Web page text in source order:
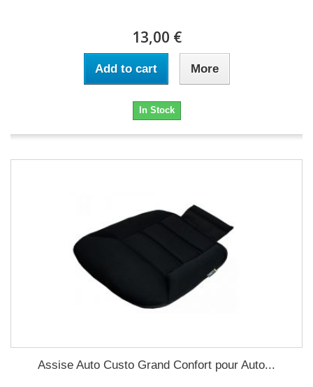
13,00 €
Add to cart More
In Stock
Assise Auto Custo Grand Confort pour Auto...